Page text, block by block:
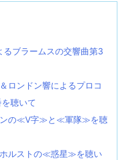
るブラームスの交響曲第3
ロンドン響によるプロコ
聴いて
ンの≪V字≫と≪軍隊≫を聴
ホルストの≪惑星≫を聴い